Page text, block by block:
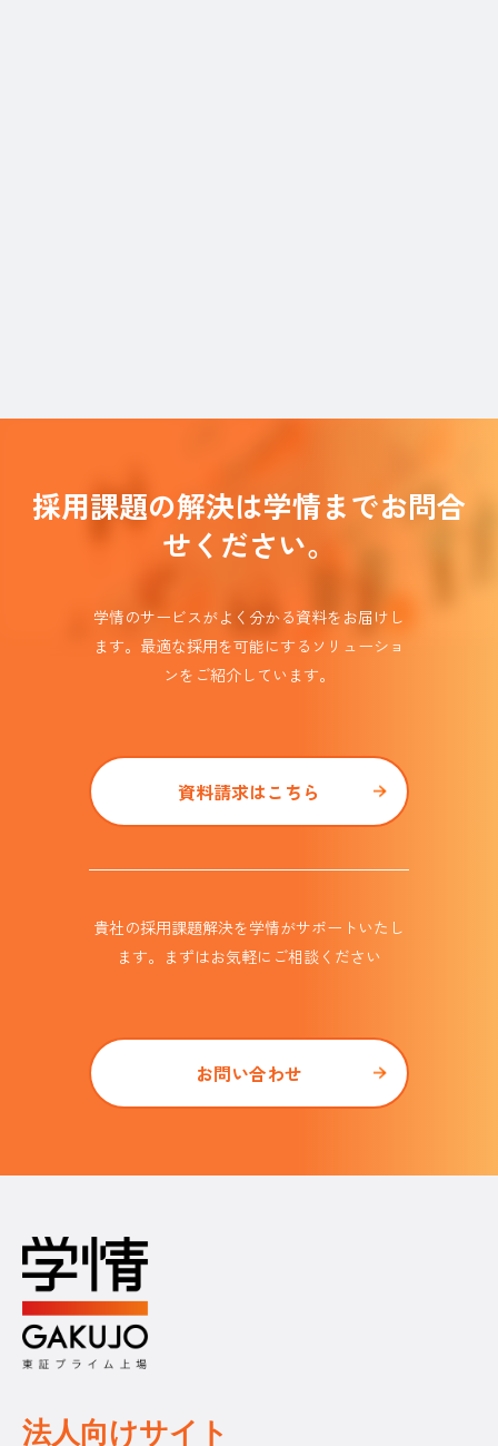
採用課題の解決は学情までお問合
せください。
学情のサービスがよく分かる資料をお届けし
ます。 最適な採用を可能にするソリューショ
ンを ご紹介しています。​
資料請求はこちら
貴社の採用課題解決を学情がサポート いたし
ます。まずはお気軽にご相談ください
お問い合わせ
法人向けサイト